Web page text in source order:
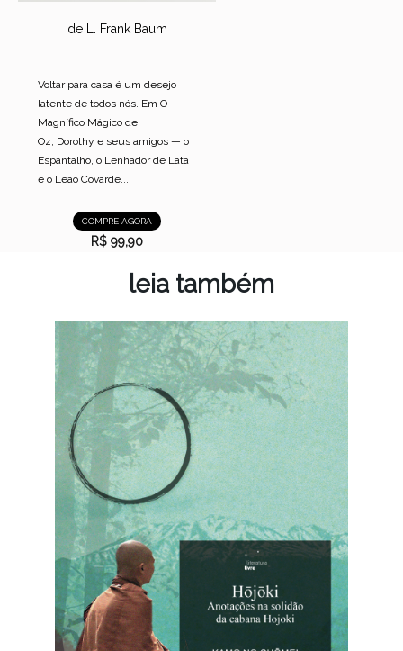
de L. Frank Baum
Voltar para casa é um desejo
latente de todos nós. Em O
Magnífico Mágico de
Oz, Dorothy e seus amigos — o
Espantalho, o Lenhador de Lata
e o Leão Covarde...
COMPRE AGORA
R$ 99,90
leia também